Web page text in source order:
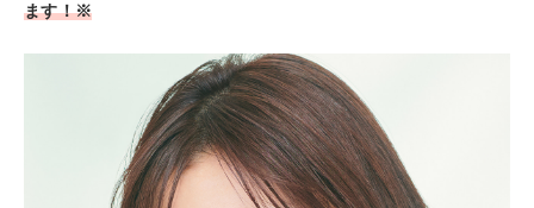
ます！※